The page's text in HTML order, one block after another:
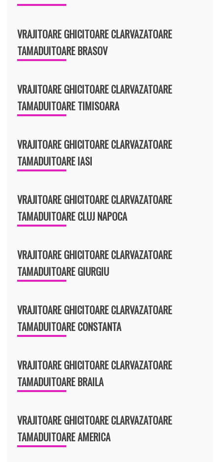
VRAJITOARE GHICITOARE CLARVAZATOARE
TAMADUITOARE BRASOV
VRAJITOARE GHICITOARE CLARVAZATOARE
TAMADUITOARE TIMISOARA
VRAJITOARE GHICITOARE CLARVAZATOARE
TAMADUITOARE IASI
VRAJITOARE GHICITOARE CLARVAZATOARE
TAMADUITOARE CLUJ NAPOCA
VRAJITOARE GHICITOARE CLARVAZATOARE
TAMADUITOARE GIURGIU
VRAJITOARE GHICITOARE CLARVAZATOARE
TAMADUITOARE CONSTANTA
VRAJITOARE GHICITOARE CLARVAZATOARE
TAMADUITOARE BRAILA
VRAJITOARE GHICITOARE CLARVAZATOARE
TAMADUITOARE AMERICA